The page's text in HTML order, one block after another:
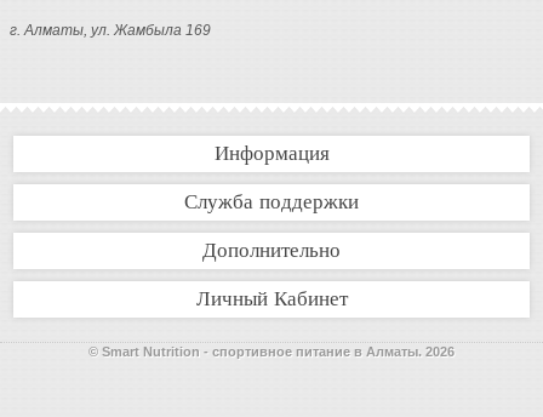
г. Алматы, ул. Жамбыла 169
Информация
Служба поддержки
Дополнительно
Личный Кабинет
© Smart Nutrition - спортивное питание в Алматы. 2026